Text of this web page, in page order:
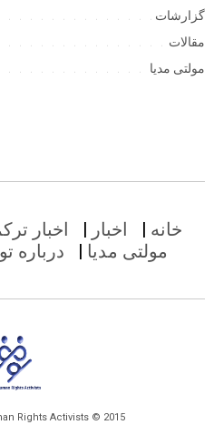
گزارشات
مقالات
مولتی مدیا
خانه اخبار اخبار
مولتی مدیا
درباره
Rights Activists © 2015